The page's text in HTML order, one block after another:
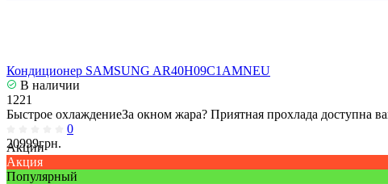
Кондиционер SAMSUNG AR40H09C1AMNEU
В наличии
1221
Быстрое охлаждениеЗа окном жара? Приятная прохлада доступна
0
20999грн.
Акции
Акция
Популярный